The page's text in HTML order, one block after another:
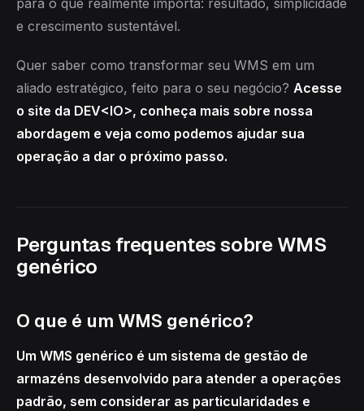
para o que realmente importa: resultado, simplicidade
e crescimento sustentável.
Quer saber como transformar seu WMS em um
aliado estratégico, feito para o seu negócio? Acesse
o site da DEV<IO>, conheça mais sobre nossa
abordagem e veja como podemos ajudar sua
operação a dar o próximo passo.
Perguntas frequentes sobre WMS
genérico
O que é um WMS genérico?
Um WMS genérico é um sistema de gestão de
armazéns desenvolvido para atender a operações
padrão, sem considerar as particularidades e